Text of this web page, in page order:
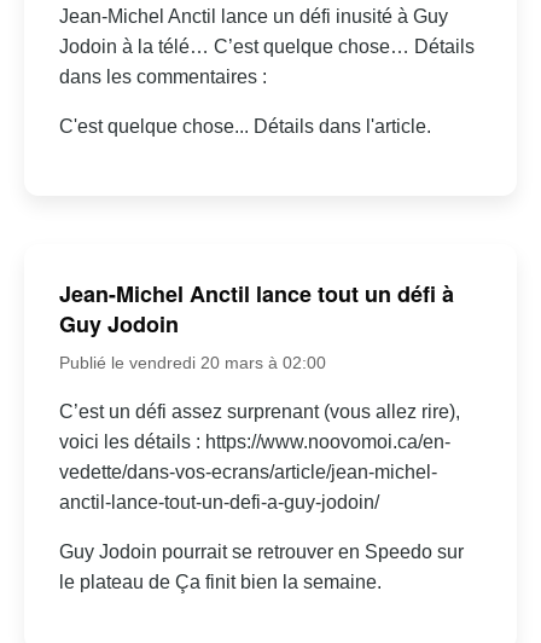
Jean-Michel Anctil lance un défi inusité à Guy
Jodoin à la télé… C’est quelque chose… Détails
dans les commentaires :
C'est quelque chose... Détails dans l'article.
Jean-Michel Anctil lance tout un défi à
Guy Jodoin
Publié le vendredi 20 mars à 02:00
C’est un défi assez surprenant (vous allez rire),
voici les détails : https://www.noovomoi.ca/en-
vedette/dans-vos-ecrans/article/jean-michel-
anctil-lance-tout-un-defi-a-guy-jodoin/
Guy Jodoin pourrait se retrouver en Speedo sur
le plateau de Ça finit bien la semaine.